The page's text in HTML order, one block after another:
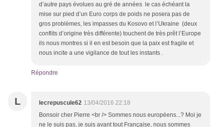
d’autre pays évolues au gré de années le cas échéant la
mise sur pied d’un Euro corps de poids ne posera pas de
gros problèmes, les impasses du Kosovo et l’Ukraine (deux
conflits d’origine très différente) touchent de très prêt l’Europe
ils nous montres si il en est besoin que la paix est fragile et
nous incite a une vigilance de tout les instants .
Répondre
L lecrepuscule62 13/04/2016 22:18
Bonsoir cher Pierre <br /> Sommes nous européens...? Moi je
ne le suis pas, je suis avant tout Française, nous sommes